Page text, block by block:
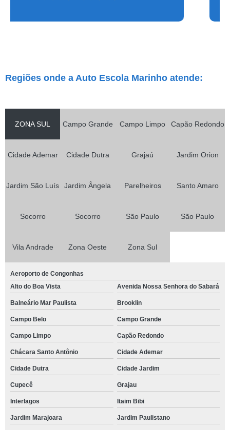
Regiões onde a Auto Escola Marinho atende:
ZONA SUL Campo Grande Campo Limpo Capão Redondo
Cidade Ademar Cidade Dutra Grajaú Jardim Orion
Jardim São Luís Jardim Ângela Parelheiros Santo Amaro
Socorro Socorro São Paulo São Paulo
Vila Andrade Zona Oeste Zona Sul
Aeroporto de Congonhas
Alto do Boa Vista
Avenida Nossa Senhora do Sabará
Balneário Mar Paulista Brooklin
Campo Belo Campo Grande
Campo Limpo Capão Redondo
Chácara Santo Antônio Cidade Ademar
Cidade Dutra Cidade Jardim
Cupecê Grajau
Interlagos Itaim Bibi
Jardim Marajoara Jardim Paulistano